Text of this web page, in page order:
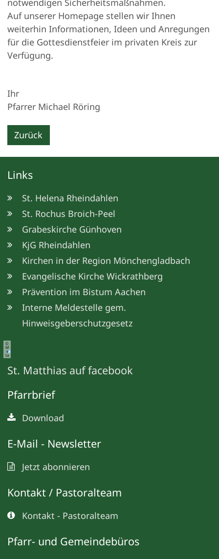
notwendigen Sicherheitsmaßnahmen.
Auf unserer Homepage stellen wir Ihnen
weiterhin Informationen, Ideen und Anregungen
für die Gottesdienstfeier im privaten Kreis zur
Verfügung.
Ihr
Pfarrer Michael Röring
Zurück
Links
St. Helena Rheindahlen
St. Rochus Broich-Peel
Grabeskirche Günhoven
KjG Rheindahlen
Kirchen in der Region Mönchengladbach
Evangelische Kirche Wickrathberg
Prävention im Bistum Aachen
Interne Meldestelle gem.
Hinweisgeberschutzgesetz
©
M
e
ta
St. Matthias auf facebook
Pfarrbrief
Download
E-Mail - Newsletter
Jetzt abonnieren
Kontakt / Pastoralteam
Kontakt - Pastoralteam
Pfarr- und Gemeindebüros